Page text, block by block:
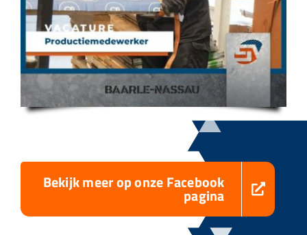
Bekijk meer op onze Facebook
pagina